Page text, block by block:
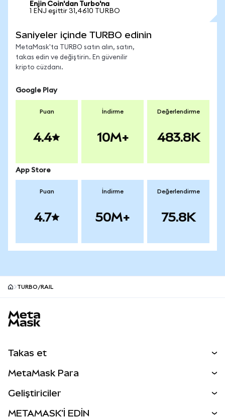
Enjin Coin'dan Turbo'na
1 ENJ eşittir 31,4610 TURBO
Saniyeler içinde TURBO edinin
MetaMask'ta TURBO satın alın, satın,
takas edin ve değiştirin. En güvenilir
kripto cüzdanı.
Google Play
Puan
4.4
İndirme
10M+
Değerlendirme
483.8K
App Store
Puan
4.7
İndirme
50M+
Değerlendirme
75.8K
TURBO/RAIL
Takas et
Perps
MetaMask Para
Geliştiriciler
METAMASK'İ EDİN